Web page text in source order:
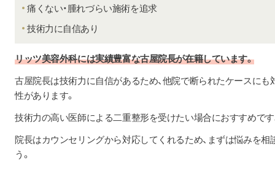
痛くない・腫れづらい施術を追求
技術力に自信あり
リッツ美容外科には実績豊富な古屋院長が在籍しています。
古屋院長は技術力に自信があるため、他院で断られたケースにも
性があります。
技術力の高い医師による二重整形を受けたい場合におすすめです
院長はカウンセリングから対応してくれるため、まずは悩みを相
う。